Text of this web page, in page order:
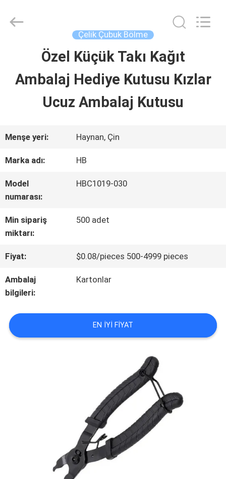
HAKKIMIZDA
TURU
KALITE
KONTROLÜ
BIZIMLE
İLETIŞIM
Çelik Çubuk Bölme
Özel Küçük Takı Kağıt
Ambalaj Hediye Kutusu Kızlar
Ucuz Ambalaj Kutusu
Menşe yeri: Haynan, Çin
Marka adı: HB
Model
numarası:
HBC1019-030
Min sipariş
miktarı:
500 adet
Fiyat: $0.08/pieces 500-4999 pieces
Ambalaj
bilgileri:
Kartonlar
EN IYI FIYAT